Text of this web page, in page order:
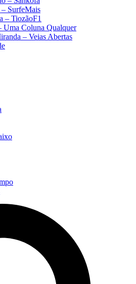
SurfeMais
– TiozãoF1
Uma Coluna Qualquer
– Veias Abertas